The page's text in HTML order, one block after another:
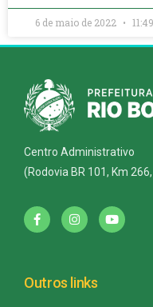
6 de maio de 2022 11:49
Centro Administrativo
(Rodovia BR 101, Km
Outros links